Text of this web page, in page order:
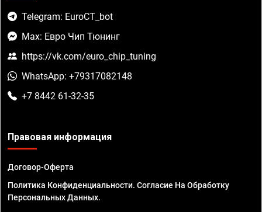
Telegram: EuroCT_bot
Max: Евро Чип Тюнинг
https://vk.com/euro_chip_tuning
WhatsApp: +79317082148
+7 8442 61-32-35
Правовая информация
Договор-Оферта
Политика Конфиденциальности. Согласие На Обработку
Персональных Данных.